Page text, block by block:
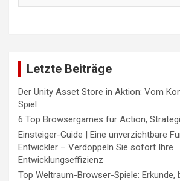
Letzte Beiträge
Der Unity Asset Store in Aktion: Vom
Spiel
6 Top Browsergames für Action,
Einsteiger-Guide | Eine unverzichtbare
Entwickler – Verdoppeln Sie sofort Ihre
Entwicklungseffizienz
Top Weltraum-Browser-Spiele: Erkunde,